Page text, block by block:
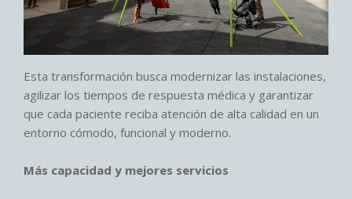
Esta transformación busca modernizar las instalaciones,
agilizar los tiempos de respuesta médica y garantizar
que cada paciente reciba atención de alta calidad en un
entorno cómodo, funcional y moderno.
Más capacidad y mejores servicios